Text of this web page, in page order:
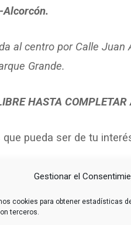
Gestionar el
cookies para obtener estadísticas
terceros.
Alcorcón.
al centro por Calle Juan
Grande.
HASTA COMPLETAR
que pueda ser de tu
Noticias